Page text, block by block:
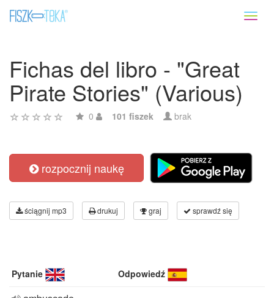
Fichas del libro - "Great
Pirate Stories" (Various)
0 101 fiszek brak
rozpocznij naukę
ściągnij mp3 drukuj graj sprawdź się
Pytanie Odpowiedź